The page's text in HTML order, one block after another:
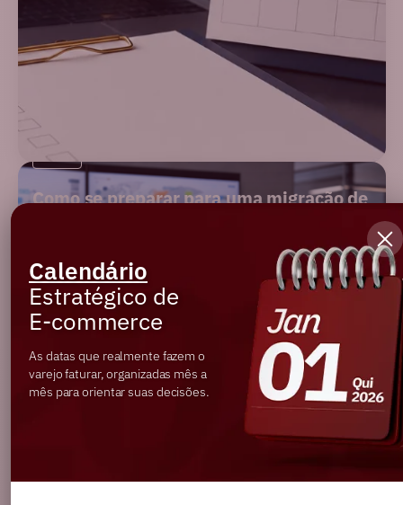
Como se preparar para uma migração de
Ler artigo
Calendário
Estratégico de
E-commerce
As datas que realmente fazem o
varejo faturar, organizadas mês a
mês para orientar suas decisões.